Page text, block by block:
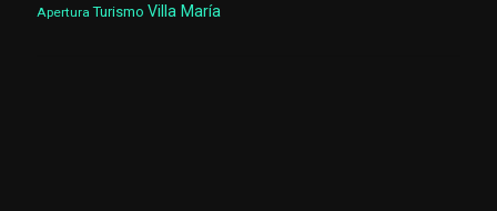
Apertura Turismo Villa María